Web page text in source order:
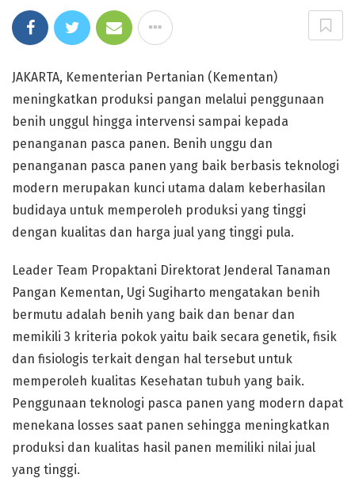
JAKARTA, Kementerian Pertanian (Kementan)
meningkatkan produksi pangan melalui penggunaan
benih unggul hingga intervensi sampai kepada
penanganan pasca panen. Benih unggu dan
penanganan pasca panen yang baik berbasis teknologi
modern merupakan kunci utama dalam keberhasilan
budidaya untuk memperoleh produksi yang tinggi
dengan kualitas dan harga jual yang tinggi pula.
Leader Team Propaktani Direktorat Jenderal Tanaman
Pangan Kementan, Ugi Sugiharto mengatakan benih
bermutu adalah benih yang baik dan benar dan
memikili 3 kriteria pokok yaitu baik secara genetik, fisik
dan fisiologis terkait dengan hal tersebut untuk
memperoleh kualitas Kesehatan tubuh yang baik.
Penggunaan teknologi pasca panen yang modern dapat
menekana losses saat panen sehingga meningkatkan
produksi dan kualitas hasil panen memiliki nilai jual
yang tinggi.